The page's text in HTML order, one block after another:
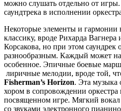
можно слушать отдельно от
саундтрека в исполнении
Некоторые элементы и
классику, вроде Рихарда
Корсакова, но при этом саундрек
разнообразным. Каждый может
особенное. Эпичные боевые
лиричные мелодии, вроде той,
Fisherman’s Horizon. Эта музыка
хором в сопровождении
посвященном игре. Мягкий вокал
со звуками электронного